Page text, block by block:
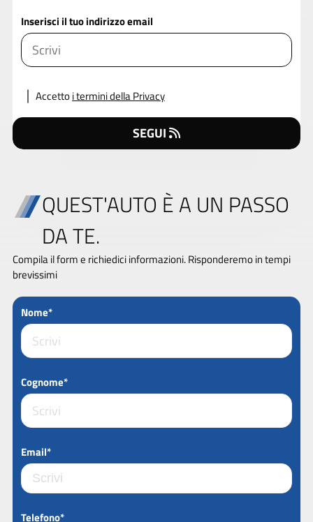
Inserisci il tuo indirizzo email
Accettoi termini della Privacy
SEGUI
QUEST'AUTO È A UN PASSO
DA TE.
Compila il form e richiedici informazioni. Risponderemo in tempi
brevissimi
Nome*
Cognome*
Email*
Telefono*